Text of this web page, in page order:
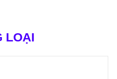
LOẠI